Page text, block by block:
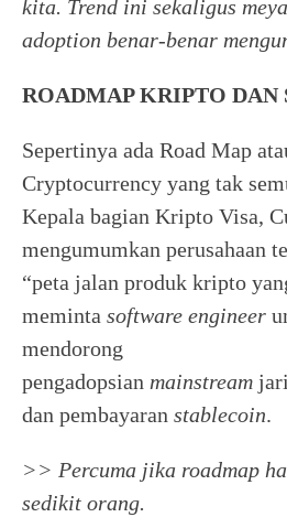
kita. Trend ini sekaligus
adoption benar-benar
ROADMAP KRIPTO DAN
Sepertinya ada Road Map
Cryptocurrency yang tak
Kepala bagian Kripto Visa,
mengumumkan perusahaan
“peta jalan produk kripto
meminta software engineer
mendorong
pengadopsian mainstream
dan pembayaran stablecoin.
>> Percuma jika roadmap
sedikit orang.